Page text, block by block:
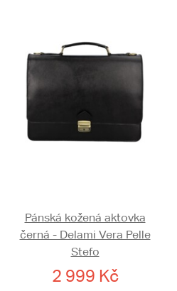
Pánská kožená aktovka
černá - Delami Vera Pelle
Stefo
2 999 Kč